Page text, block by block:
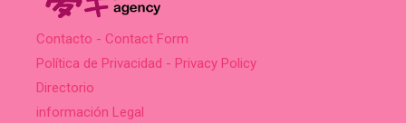
Contacto - Contact Form
Política de Privacidad - Privacy Policy
Directorio
información Legal